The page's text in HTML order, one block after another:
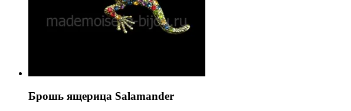
Брошь ящерица Salamander